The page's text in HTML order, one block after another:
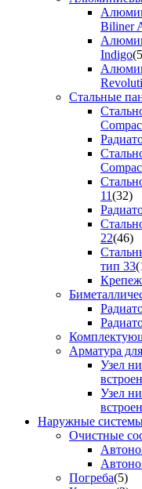
Biliner
Indigo
Стальные
11(32)
22(46)
тип 33
Крепеж
Арматура
Узел
Узел
Наружные
Очистные
Погреба(5)